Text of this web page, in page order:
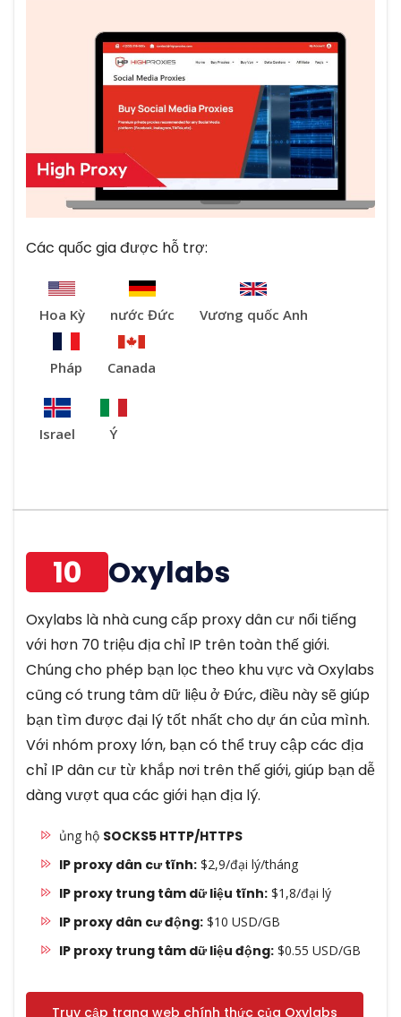
Các quốc gia được hỗ trợ:
Hoa Kỳ nước Đức Vương quốc Anh
Pháp Canada
Israel Ý
10 Oxylabs
Oxylabs là nhà cung cấp proxy dân cư nổi tiếng
với hơn 70 triệu địa chỉ IP trên toàn thế giới.
Chúng cho phép bạn lọc theo khu vực và Oxylabs
cũng có trung tâm dữ liệu ở Đức, điều này sẽ giúp
bạn tìm được đại lý tốt nhất cho dự án của mình.
Với nhóm proxy lớn, bạn có thể truy cập các địa
chỉ IP dân cư từ khắp nơi trên thế giới, giúp bạn dễ
dàng vượt qua các giới hạn địa lý.
ủng hộ SOCKS5 HTTP/HTTPS
IP proxy dân cư tĩnh:$2,9/đại lý/tháng
IP proxy trung tâm dữ liệu tĩnh:$1,8/đại lý
IP proxy dân cư động:$10 USD/GB
IP proxy trung tâm dữ liệu động:$0.55 USD/GB
Truy cập trang web chính thức của Oxylabs